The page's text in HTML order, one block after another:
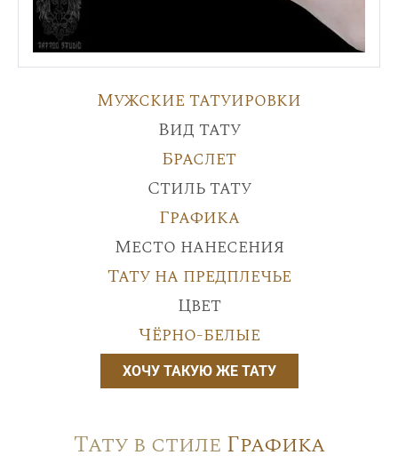
Мужские татуировки
Вид тату
Браслет
Стиль тату
Графика
Место нанесения
Тату на предплечье
Цвет
Чёрно-белые
ХОЧУ ТАКУЮ ЖЕ ТАТУ
Тату в стиле Графика